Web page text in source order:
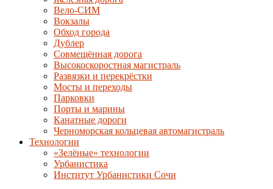
Вело-СИМ
Вокзалы
Обход города
Дублер
Совмещённая дорога
Высокоскоростная магистраль
Развязки и перекрёстки
Мосты и переходы
Парковки
Порты и марины
Канатные дороги
Черноморская кольцевая автомагистраль
Технологии
«Зелёные» технологии
Урбанистика
Институт Урбанистики Сочи